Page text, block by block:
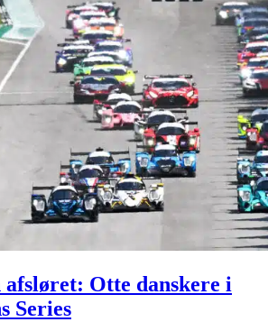
Otte danskere i
Series